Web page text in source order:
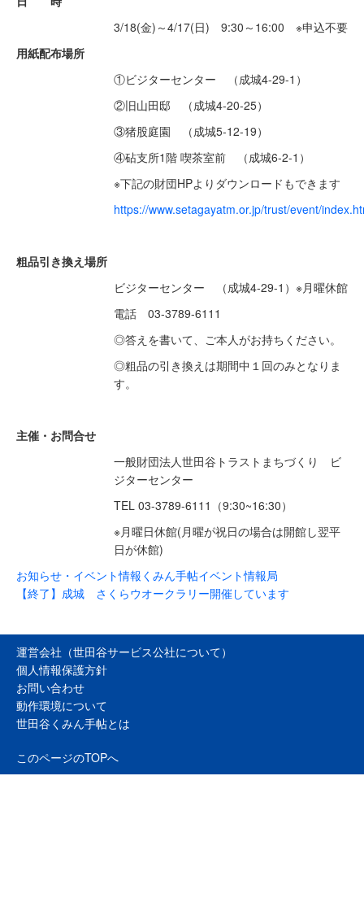
3/18(金)～4/17(日) 9:30～16:00 ※申込不要
用紙配布場所
①ビジターセンター （成城4-29-1）
②旧山田邸 （成城4-20-25）
③猪股庭園 （成城5-12-19）
④砧支所1階 喫茶室前 （成城6-2-1）
※下記の財団HPよりダウンロードもできます
https://www.setagayatm.or.jp/trust/event/
粗品引き換え場所
ビジターセンター （成城4-29-1）※月曜休館
電話 03-3789-6111
◎答えを書いて、ご本人がお持ちください。
◎粗品の引き換えは期間中１回のみとなりま
す。
主催・お問合せ
一般財団法人世田谷トラストまちづくり ビ
ジターセンター
TEL 03-3789-6111（9:30~16:30）
※月曜日休館(月曜が祝日の場合は開館し翌平
日が休館)
お知らせ・イベント情報 くみん手帖イベント情報局
【終了】成城 さくらウオークラリー開催しています
運営会社（世田谷サービス公社について）
個人情報保護方針
お問い合わせ
動作環境について
世田谷くみん手帖とは
このページのTOPへ